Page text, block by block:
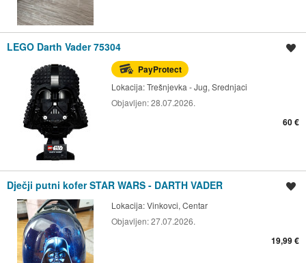
LEGO Darth Vader 75304
PayProtect
Lokacija:Trešnjevka - Jug, Srednjaci
Objavljen:28.07.2026.
60 €
Dječji putni kofer STAR WARS - DARTH VADER
Lokacija:Vinkovci, Centar
Objavljen:27.07.2026.
19,99 €